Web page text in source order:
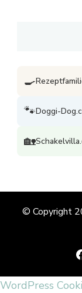
🍳
🐾Doggi-
🏡
© Copyright
WordPress